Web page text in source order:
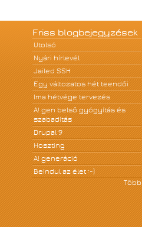
Friss blogbejegyzések
Utolsó
Nyári hírlevél
Jailed SSH
Egy változatos hét teendői
Ima hétvége tervezés
A! gen belső gyógyítás és
szabadítás
Drupal 9
Hoszting
A! generáció
Beindul az élet :-)
Több